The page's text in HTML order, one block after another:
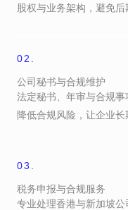
股权与业务架构，避免后
02.
公司秘书与合规维护
法定秘书、年审与合规事
降低合规风险，让企业长
03.
税务申报与合规服务
专业处理香港与新加坡公